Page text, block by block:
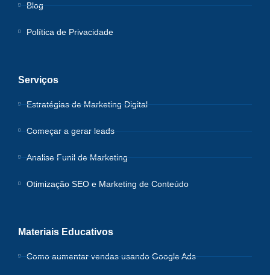
Blog
Política de Privacidade
Serviços
Estratégias de Marketing Digital
Começar a gerar leads
Analise Funil de Marketing
Otimização SEO e Marketing de Conteúdo
Materiais Educativos
Como aumentar vendas usando Google Ads